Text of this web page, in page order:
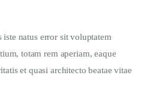
iste natus error sit voluptatem
totam rem aperiam, eaque
et quasi architecto beatae vitae